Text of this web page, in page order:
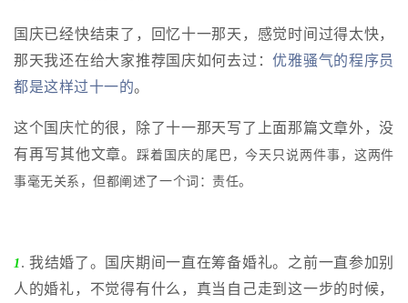
发
我
的
我
坛
圈
的
我
国庆已经快结束了，回忆十一那天，感觉时间过得太快，
那天我还在给大家推荐国庆如何去过：优雅骚气的程序员
都是这样过十一的。
这个国庆忙的很，除了十一那天写了上面那篇文章外，没
有再写其他文章。
踩着国庆的尾巴，今天只说两件事，这两件
事毫无关系，但都阐述了一个词：责任。
1 . 我结婚了。国庆期间一直在筹备婚礼。之前一直参加别
人的婚礼，不觉得有什么，真当自己走到这一步的时候，